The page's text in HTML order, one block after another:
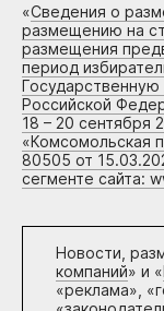
«Сведения о
размещению на
размещения
период
Российской
18 – 20 сентября
«Комсомольская
80505 от
сегменте сайта:
Новости,
компаний» и «
«реклама»,